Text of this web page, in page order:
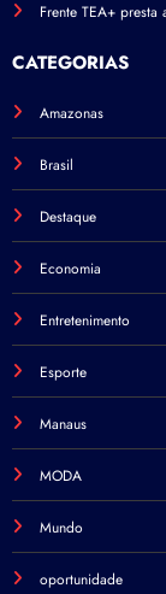
Frente TEA+
CATEGORIAS
Amazonas
Brasil
Destaque
Economia
Entretenimento
Esporte
Manaus
MODA
Mundo
oportunidade